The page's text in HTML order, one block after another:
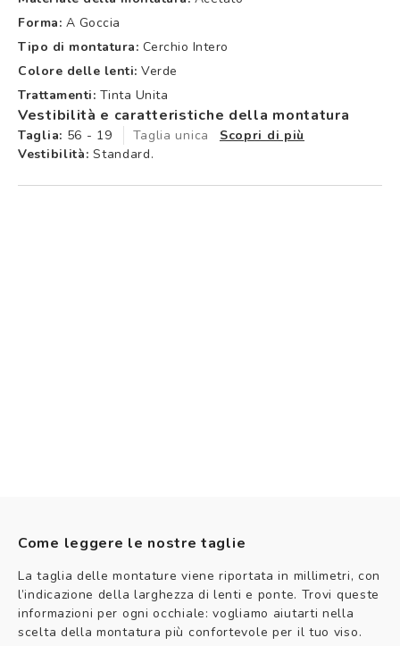
Forma: A Goccia
Tipo di montatura: Cerchio Intero
Colore delle lenti: Verde
Trattamenti: Tinta Unita
Vestibilità e caratteristiche della montatura
Taglia: 56 - 19 Taglia unica
Scopri di più
Vestibilità: Standard.
Come leggere le nostre taglie
La taglia delle montature viene riportata in millimetri, con
l’indicazione della larghezza di lenti e ponte. Trovi queste
informazioni per ogni occhiale: vogliamo aiutarti nella
scelta della montatura più confortevole per il tuo viso.